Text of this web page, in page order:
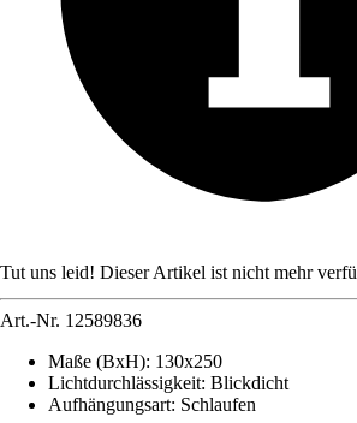
Tut uns leid! Dieser Artikel ist nicht mehr
Art.-Nr. 12589836
Maße (BxH): 130x250
Lichtdurchlässigkeit: Blickdicht
Aufhängungsart: Schlaufen